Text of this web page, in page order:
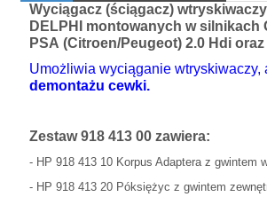
Wyciągacz (ściągacz)
DELPHI montowanych w silnikach
PSA (Citroen/Peugeot) 2.0 Hdi
Umożliwia wyciąganie wtryskiwaczy,
demontażu cewki.
Zestaw 918 413 00 zawiera:
- HP 918 413 10 Korpus Adaptera z gwintem
- HP 918 413 20 Póksiężyc z gwintem